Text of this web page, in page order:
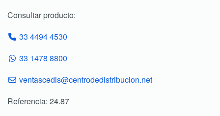
Consultar producto:
33 4494 4530
33 1478 8800
ventascedis@centrodedistribucion.net
Referencia: 24.87